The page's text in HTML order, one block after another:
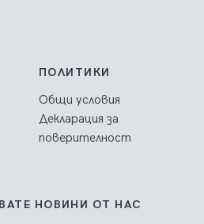
ПОЛИТИКИ
Общи условия
Декларация за
поверителност
НОВИНИ ОТ НАС